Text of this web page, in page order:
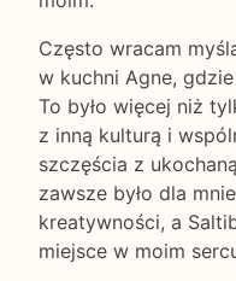
Często wracam
w kuchni Agne,
To było więcej niż
z inną kulturą i
szczęścia z
zawsze było dla
kreatywności, a
miejsce w moim